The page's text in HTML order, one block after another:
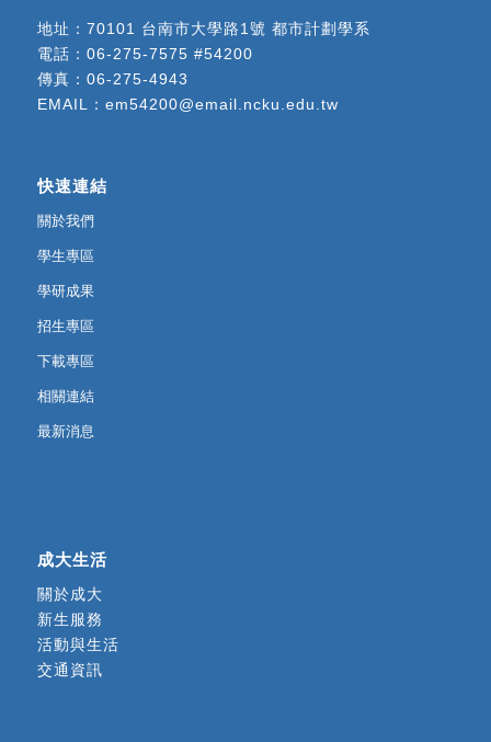
地址： 70101 台南市大學路1號 都市計劃學系
電話： 06-275-7575 #54200
傳真：06-275-4943
EMAIL： em54200@email.ncku.edu.tw
快速連結
關於我們
學生專區
學研成果
招生專區
下載專區
相關連結
最新消息
成大生活
關於成大
新生服務
活動與生活
交通資訊